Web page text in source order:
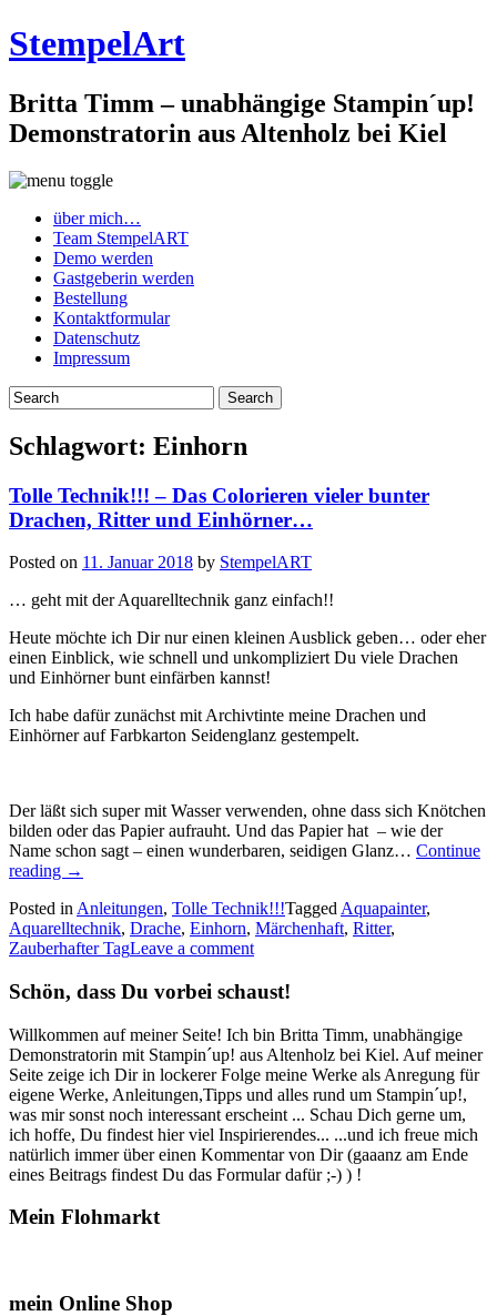
StempelArt
Britta Timm – unabhängige Stampin´up!
Demonstratorin aus Altenholz bei Kiel
über mich…
Team StempelART
Demo werden
Gastgeberin werden
Bestellung
Kontaktformular
Datenschutz
Impressum
Schlagwort: Einhorn
Tolle Technik!!! – Das Colorieren vieler bunter
Drachen, Ritter und Einhörner…
Posted on 11. Januar 2018 by StempelART
… geht mit der Aquarelltechnik ganz einfach!!
Heute möchte ich Dir nur einen kleinen Ausblick geben… oder eher
einen Einblick, wie schnell und unkompliziert Du viele Drachen
und Einhörner bunt einfärben kannst!
Ich habe dafür zunächst mit Archivtinte meine Drachen und
Einhörner auf Farbkarton Seidenglanz gestempelt.
Der läßt sich super mit Wasser verwenden, ohne dass sich Knötchen
bilden oder das Papier aufrauht. Und das Papier hat – wie der
Name schon sagt – einen wunderbaren, seidigen Glanz… Continue
reading „Tolle
–
Das
Colorieren
bunter
Ritter
und
Einhörner…“
→
Posted in Anleitungen, Tolle Technik!!!Tagged Aquapainter,
Aquarelltechnik, Drache, Einhorn, Märchenhaft, Ritter,
Zauberhafter TagLeave a comment
Schön, dass Du vorbei schaust!
Willkommen auf meiner Seite! Ich bin Britta Timm, unabhängige
Demonstratorin mit Stampin´up! aus Altenholz bei Kiel. Auf meiner
Seite zeige ich Dir in lockerer Folge meine Werke als Anregung für
eigene Werke, Anleitungen,Tipps und alles rund um Stampin´up!,
was mir sonst noch interessant erscheint ... Schau Dich gerne um,
ich hoffe, Du findest hier viel Inspirierendes... ...und ich freue mich
natürlich immer über einen Kommentar von Dir (gaaanz am Ende
eines Beitrags findest Du das Formular dafür ;-) ) !
Mein Flohmarkt
mein Online Shop